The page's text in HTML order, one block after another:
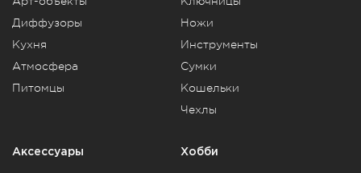
Диффузоры
Кухня
Атмосфера
Питомцы
Ножи
Инструменты
Сумки
Кошельки
Чехлы
Аксессуары Хобби